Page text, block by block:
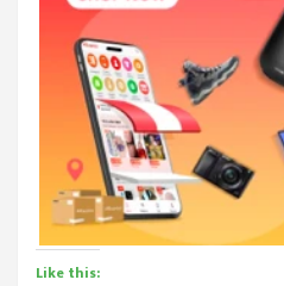
Like this: